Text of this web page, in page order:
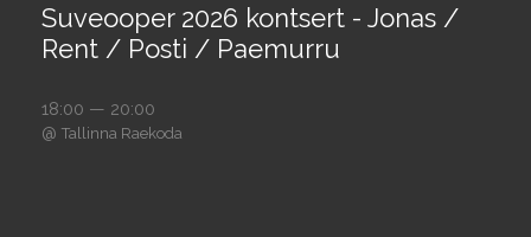
Suveooper 2026 kontsert - Jonas /
Rent / Posti / Paemurru
18:00 — 20:00
@ Tallinna Raekoda